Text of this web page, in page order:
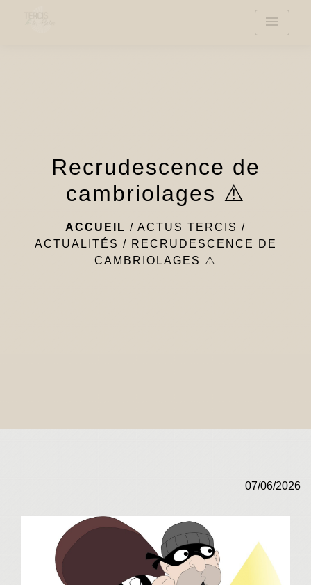
menu
Recrudescence de
cambriolages ⚠️
ACCUEIL / ACTUS TERCIS /
ACTUALITÉS / RECRUDESCENCE DE
CAMBRIOLAGES ⚠️
07/06/2026